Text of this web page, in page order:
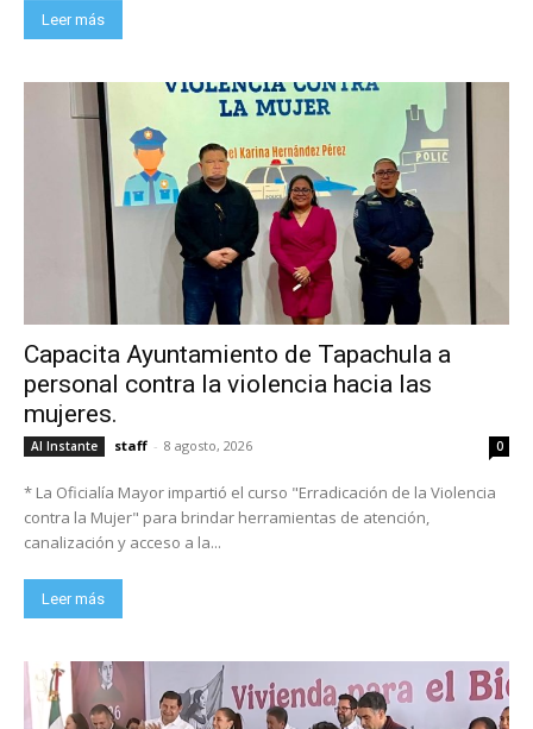
Leer más
Capacita Ayuntamiento de Tapachula a
personal contra la violencia hacia las
mujeres.
Al Instante staff - 8 agosto, 2026 0
* La Oficialía Mayor impartió el curso "Erradicación de la Violencia
contra la Mujer" para brindar herramientas de atención,
canalización y acceso a la...
Leer más